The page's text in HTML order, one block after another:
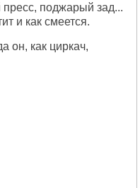
поджарый зад...
и как смеется.
он, как циркач,